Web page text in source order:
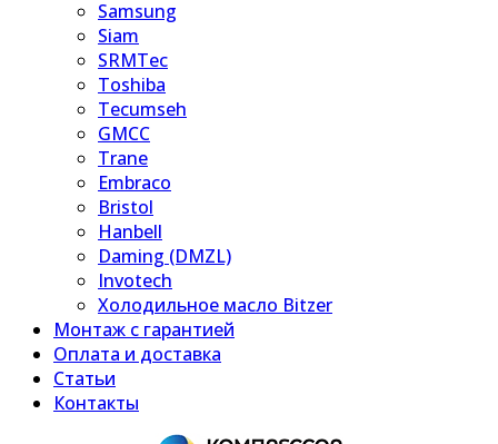
Samsung
Siam
SRMTec
Toshiba
Tecumseh
GMCC
Trane
Embraco
Bristol
Hanbell
Daming (DMZL)
Invotech
Холодильное масло Bitzer
Монтаж с гарантией
Оплата и доставка
Статьи
Контакты